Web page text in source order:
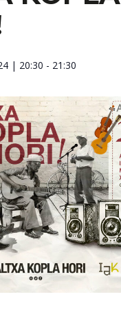
| 20:30 - 21:30